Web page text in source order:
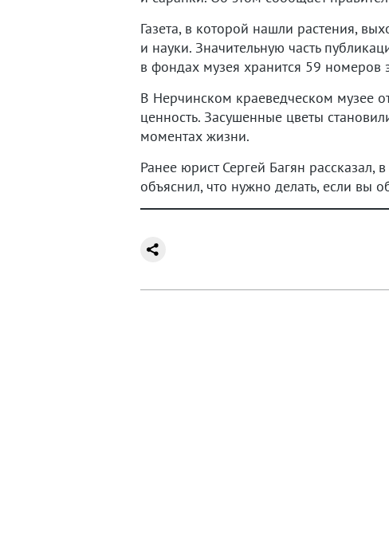
Газета, в которой нашли растения,
и науки. Значительную часть
в фондах музея хранится 59 номеров
В Нерчинском краеведческом музее
ценность. Засушенные цветы
моментах жизни.
Ранее юрист Сергей Багян рассказал,
объяснил, что нужно делать, если вы